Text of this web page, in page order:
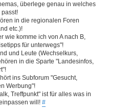
überlege genau in welches
passt!
in die regionalen Foren
etc.)!
wie komme ich von A nach B,
für unterwegs"!
und Leute (Wechselkurs,
in die Sparte "Landesinfos,
ins Subforum "Gesucht,
Werbung"!
Treffpunkt" ist für alles was in
will! #